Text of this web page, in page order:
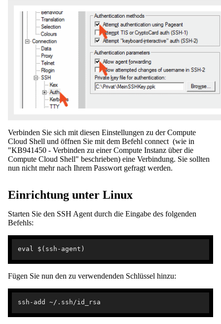
Verbinden Sie sich mit diesen Einstellungen zu der Compute
Cloud Shell und öffnen Sie mit dem Befehl connect (wie in
"KB941450 - Verbinden zu einer Compute Instanz über die
Compute Cloud Shell" beschrieben) eine Verbindung. Sie sollten
nun nicht mehr nach Ihrem Passwort gefragt werden.
Einrichtung unter Linux
Starten Sie den SSH Agent durch die Eingabe des folgenden
Befehls:
Fügen Sie nun den zu verwendenden Schlüssel hinzu: